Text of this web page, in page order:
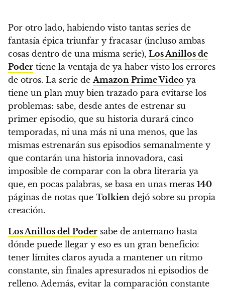
Por otro lado, habiendo visto tantas series de
fantasía épica triunfar y fracasar (incluso ambas
cosas dentro de una misma serie), Los Anillos de
Poder tiene la ventaja de ya haber visto los errores
de otros. La serie deAmazon Prime Video ya
tiene un plan muy bien trazado para evitarse los
problemas: sabe, desde antes de estrenar su
primer episodio, que su historia durará cinco
temporadas, ni una más ni una menos, que las
mismas estrenarán sus episodios semanalmente y
que contarán una historia innovadora, casi
imposible de comparar con la obra literaria ya
que, en pocas palabras, se basa en unas meras 140
páginas de notas que Tolkien dejó sobre su propia
creación.
Los Anillos del Poder sabe de antemano hasta
dónde puede llegar y eso es un gran beneficio:
tener límites claros ayuda a mantener un ritmo
constante, sin finales apresurados ni episodios de
relleno. Además, evitar la comparación constante